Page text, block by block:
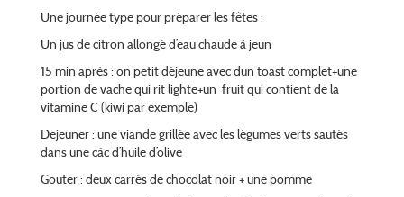
Une journée type pour préparer les fêtes :
Un jus de citron allongé d’eau chaude à jeun
15 min après : on petit déjeune avec dun toast complet+une
portion de vache qui rit lighte+un fruit qui contient de la
vitamine C (kiwi par exemple)
Dejeuner : une viande grillée avec les légumes verts sautés
dans une càc d’huile d’olive
Gouter : deux carrés de chocolat noir + une pomme